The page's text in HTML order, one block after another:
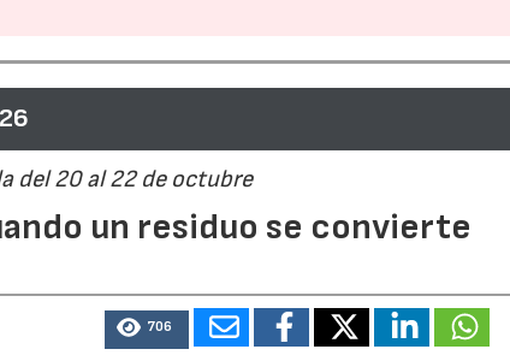
del 20 al 22 de octubre
un residuo se convierte
706